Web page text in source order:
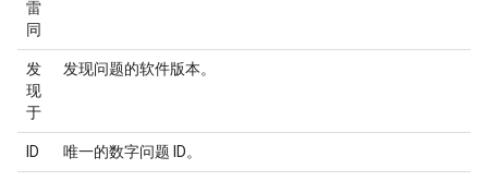
雷
同
发
现
于
发现问题的软件版本。
ID 唯一的数字问题 ID。